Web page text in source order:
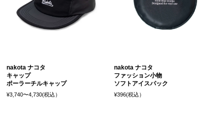
nakota ナコタ
キャップ
ポーラーチルキャップ
¥3,740〜4,730(税込）
nakota ナコタ
ファッション小物
ソフトアイスパック
¥396(税込）